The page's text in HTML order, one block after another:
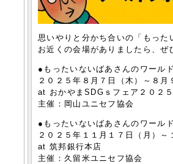
思いやりと分かち合いの「もっ
お近くの会場がありましたら、
●もったいないばあさんのワール
２０２５年８月７日（木）～８月
at おかやまSDGｓフェア２０２
主催：岡山ユニセフ協会
●もったいないばあさんのワー
２０２５年１１月１７日（月）～
at 筑邦銀行本店
主催：久留米ユニセフ協会